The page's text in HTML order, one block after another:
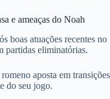
e ameaças do Noah
boas atuações recentes no
partidas eliminatórias.
aposta em transições
do seu jogo.